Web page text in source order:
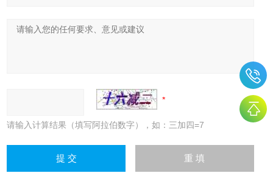
请输入计算结果（填写阿拉伯数字），如：三加四=7